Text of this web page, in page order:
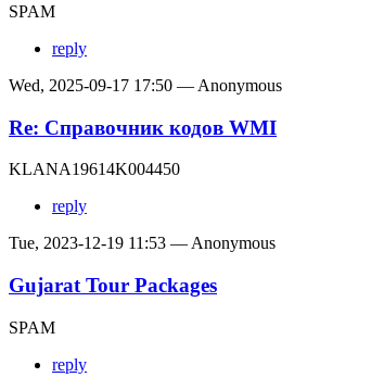
SPAM
reply
Wed, 2025-09-17 17:50 — Anonymous
Re: Справочник кодов WMI
KLANA19614K004450
reply
Tue, 2023-12-19 11:53 — Anonymous
Gujarat Tour Packages
SPAM
reply